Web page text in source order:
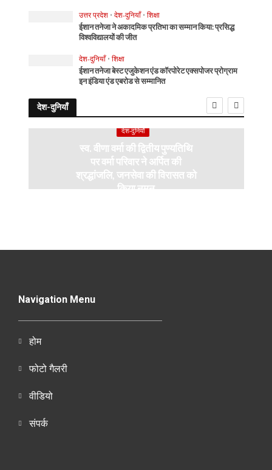
उत्तर प्रदेश • देश-दुनियाँ • शिक्षा
ईशान तनेजा ने अकादमिक प्रतिभा का सम्मान किया: प्रसिद्ध
विश्वविद्यालयों की जीत
देश-दुनियाँ • शिक्षा
ईशान तनेजा बेस्ट एजुकेशन एंड कॉरपोरेट एक्सपोजर प्रोग्राम
इन इंडिया एंड एबरोड से सम्मानित
देश-दुनियाँ
देश-दुनियाँ
स्व. वीणा वर्मा की द्वितीय पुण्यतिथि
पर वर्मा परिवार ने अर्पित की
श्रद्धांजलि, जनसेवा की विरासत को
किया नमन
Navigation Menu
होम
फोटो गैलरी
वीडियो
संपर्क